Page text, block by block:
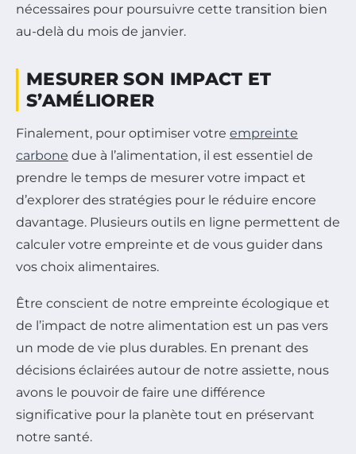
nécessaires pour poursuivre cette transition bien
au-delà du mois de janvier.
MESURER SON IMPACT ET
S’AMÉLIORER
Finalement, pour optimiser votre empreinte
carbone due à l’alimentation, il est essentiel de
prendre le temps de mesurer votre impact et
d’explorer des stratégies pour le réduire encore
davantage. Plusieurs outils en ligne permettent de
calculer votre empreinte et de vous guider dans
vos choix alimentaires.
Être conscient de notre empreinte écologique et
de l’impact de notre alimentation est un pas vers
un mode de vie plus durables. En prenant des
décisions éclairées autour de notre assiette, nous
avons le pouvoir de faire une différence
significative pour la planète tout en préservant
notre santé.